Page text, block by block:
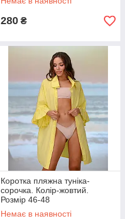
280 ₴
Коротка пляжна туніка-
сорочка. Колір-жовтий.
Розмір 46-48
Немає в наявності